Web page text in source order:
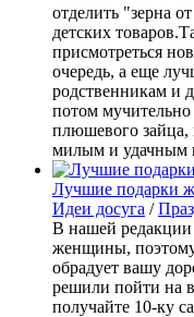
отделить "зерна
детских
присмотреться
очередь, а еще
родственникам и
потом мучительно
плюшевого зайца,
милым и удачным
Лучшие подарки
Идеи досуга /
В нашей
женщины,
обрадует вашу
решили пойти на
получайте 10-ку